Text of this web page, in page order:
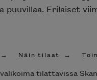
puuvillaa. Erilaiset
Näin tilaat
tilattavissa